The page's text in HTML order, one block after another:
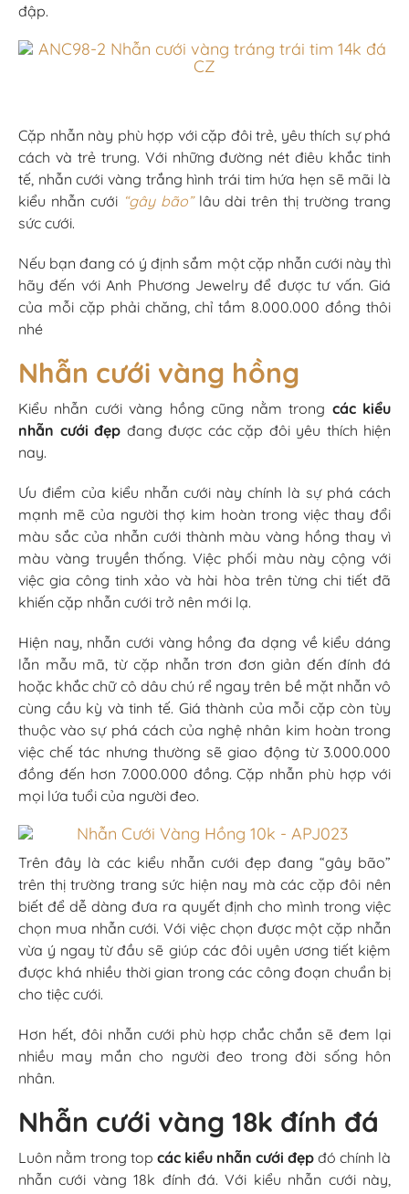
đập.
Cặp nhẫn này phù hợp với cặp đôi trẻ, yêu thích sự phá
cách và trẻ trung. Với những đường nét điêu khắc tinh
tế, nhẫn cưới vàng trắng hình trái tim hứa hẹn sẽ mãi là
kiểu nhẫn cưới “gây bão”lâu dài trên thị trường trang
sức cưới.
Nếu bạn đang có ý định sắm một cặp nhẫn cưới này thì
hãy đến với Anh Phương Jewelry để được tư vấn. Giá
của mỗi cặp phải chăng, chỉ tầm 8.000.000 đồng thôi
nhé
Nhẫn cưới vàng hồng
Kiểu nhẫn cưới vàng hồng cũng nằm trong các kiểu
nhẫn cưới đẹp đang được các cặp đôi yêu thích hiện
nay.
Ưu điểm của kiểu nhẫn cưới này chính là sự phá cách
mạnh mẽ của người thợ kim hoàn trong việc thay đổi
màu sắc của nhẫn cưới thành màu vàng hồng thay vì
màu vàng truyền thống. Việc phối màu này cộng với
việc gia công tinh xảo và hài hòa trên từng chi tiết đã
khiến cặp nhẫn cưới trở nên mới lạ.
Hiện nay, nhẫn cưới vàng hồng đa dạng về kiểu dáng
lẫn mẫu mã, từ cặp nhẫn trơn đơn giản đến đính đá
hoặc khắc chữ cô dâu chú rể ngay trên bề mặt nhẫn vô
cùng cầu kỳ và tinh tế. Giá thành của mỗi cặp còn tùy
thuộc vào sự phá cách của nghệ nhân kim hoàn trong
việc chế tác nhưng thường sẽ giao động từ 3.000.000
đồng đến hơn 7.000.000 đồng. Cặp nhẫn phù hợp với
mọi lứa tuổi của người đeo.
Trên đây là các kiểu nhẫn cưới đẹp đang “gây bão”
trên thị trường trang sức hiện nay mà các cặp đôi nên
biết để dễ dàng đưa ra quyết định cho mình trong việc
chọn mua nhẫn cưới. Với việc chọn được một cặp nhẫn
vừa ý ngay từ đầu sẽ giúp các đôi uyên ương tiết kiệm
được khá nhiều thời gian trong các công đoạn chuẩn bị
cho tiệc cưới.
Hơn hết, đôi nhẫn cưới phù hợp chắc chắn sẽ đem lại
nhiều may mắn cho người đeo trong đời sống hôn
nhân.
Nhẫn cưới vàng 18k đính đá
Luôn nằm trong top các kiểu nhẫn cưới đẹp đó chính là
nhẫn cưới vàng 18k đính đá. Với kiểu nhẫn cưới này,